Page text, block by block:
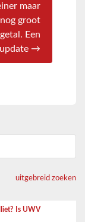
maar
groot
getal. Een
update →
uitgebreid zoeken
Is UWV